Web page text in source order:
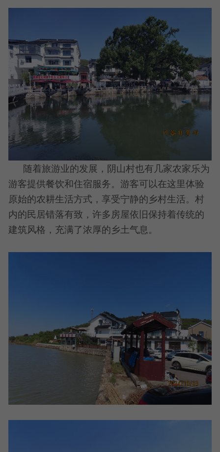
随着旅游业的发展，阴山村也有几家农家乐为
游客提供餐饮和住宿服务。游客可以在这里体验
原始的农耕生活方式，享受宁静的乡村生活。村
内的民居错落有致，许多房屋依旧保持着传统的
建筑风格，充满了浓厚的乡土气息。